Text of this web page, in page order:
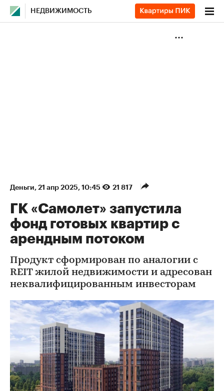
НЕДВИЖИМОСТЬ
Деньги⁠, 21 апр 2025, 10:45 21 817
ГК «Самолет» запустила
фонд готовых квартир с
арендным потоком
Продукт сформирован по аналогии с
REIT жилой недвижимости и адресован
неквалифицированным инвесторам